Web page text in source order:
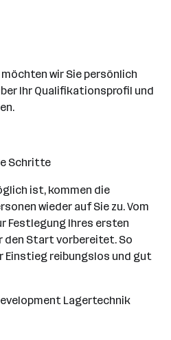
wir Sie persönlich
Ihr Qualifikationsprofil und
Schritte
ist, kommen die
wieder auf Sie zu. Vom
Festlegung Ihres ersten
Start vorbereitet. So
Einstieg reibungslos und gut
Lagertechnik